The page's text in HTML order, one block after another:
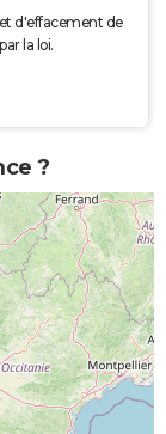
d'effacement de
la loi.
?